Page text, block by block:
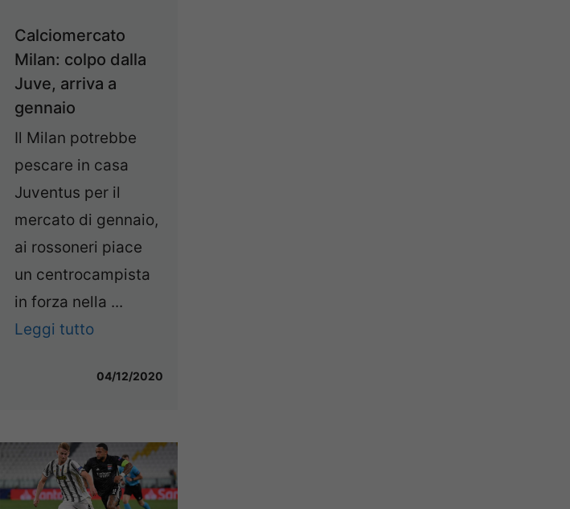
Calciomercato
Milan: colpo dalla
Juve, arriva a
gennaio
Il Milan potrebbe
pescare in casa
Juventus per il
mercato di gennaio,
ai rossoneri piace
un centrocampista
in forza nella ...
Leggi tutto
04/12/2020